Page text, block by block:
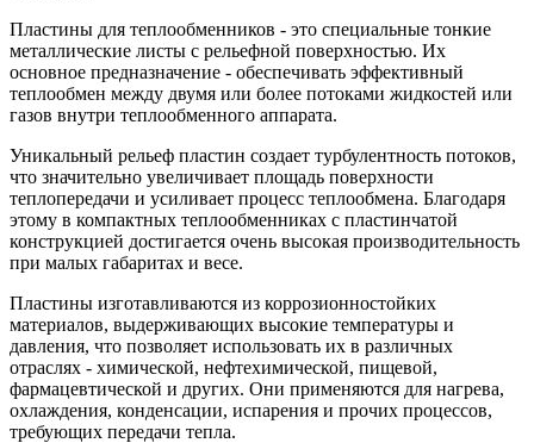
Пластины для теплообменников - это специальные тонкие
металлические листы с рельефной поверхностью. Их
основное предназначение - обеспечивать эффективный
теплообмен между двумя или более потоками жидкостей или
газов внутри теплообменного аппарата.
Уникальный рельеф пластин создает турбулентность потоков,
что значительно увеличивает площадь поверхности
теплопередачи и усиливает процесс теплообмена. Благодаря
этому в компактных теплообменниках с пластинчатой
конструкцией достигается очень высокая производительность
при малых габаритах и весе.
Пластины изготавливаются из коррозионностойких
материалов, выдерживающих высокие температуры и
давления, что позволяет использовать их в различных
отраслях - химической, нефтехимической, пищевой,
фармацевтической и других. Они применяются для нагрева,
охлаждения, конденсации, испарения и прочих процессов,
требующих передачи тепла.